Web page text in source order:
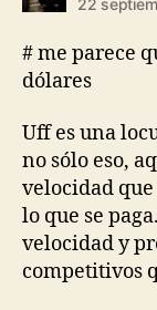
# me parece
dólares
Uff es una
no sólo eso,
velocidad
lo que se
velocidad y
competitivos